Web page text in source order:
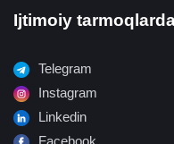
Ijtimoiy
Telegram
Instagram
Linkedin
Facebook